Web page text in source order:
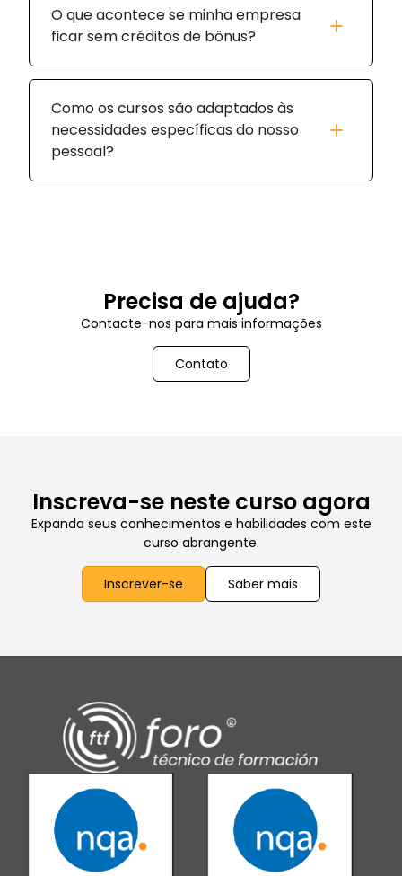
O que acontece se minha empresa
ficar sem créditos de bônus?
Como os cursos são adaptados às
necessidades específicas do nosso
pessoal?
Precisa de ajuda?
Contacte-nos para mais informações
Contato
Inscreva-se neste curso agora
Expanda seus conhecimentos e habilidades com este
curso abrangente.
Inscrever-se Saber mais